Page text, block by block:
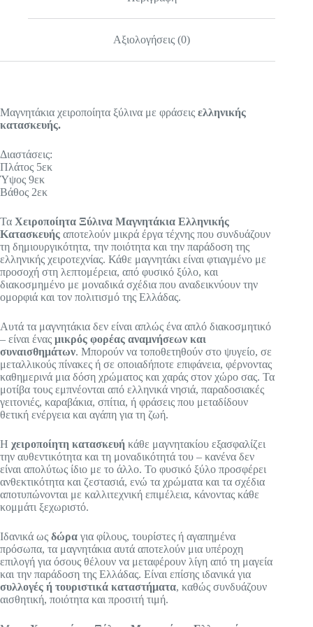
Αξιολογήσεις (0)
Μαγνητάκια χειροποίητα ξύλινα με φράσεις ελληνικής
κατασκευής.
Διαστάσεις:
Πλάτος 5εκ
Ύψος 9εκ
Βάθος 2εκ
Τα Χειροποίητα Ξύλινα Μαγνητάκια Ελληνικής
Κατασκευής αποτελούν μικρά έργα τέχνης που συνδυάζουν
τη δημιουργικότητα, την ποιότητα και την παράδοση της
ελληνικής χειροτεχνίας. Κάθε μαγνητάκι είναι φτιαγμένο με
προσοχή στη λεπτομέρεια, από φυσικό ξύλο, και
διακοσμημένο με μοναδικά σχέδια που αναδεικνύουν την
ομορφιά και τον πολιτισμό της Ελλάδας.
Αυτά τα μαγνητάκια δεν είναι απλώς ένα απλό διακοσμητικό
– είναι ένας μικρός φορέας αναμνήσεων και
συναισθημάτων. Μπορούν να τοποθετηθούν στο ψυγείο, σε
μεταλλικούς πίνακες ή σε οποιαδήποτε επιφάνεια, φέρνοντας
καθημερινά μια δόση χρώματος και χαράς στον χώρο σας. Τα
μοτίβα τους εμπνέονται από ελληνικά νησιά, παραδοσιακές
γειτονιές, καραβάκια, σπίτια, ή φράσεις που μεταδίδουν
θετική ενέργεια και αγάπη για τη ζωή.
Η χειροποίητη κατασκευή κάθε μαγνητακίου εξασφαλίζει
την αυθεντικότητα και τη μοναδικότητά του – κανένα δεν
είναι απολύτως ίδιο με το άλλο. Το φυσικό ξύλο προσφέρει
ανθεκτικότητα και ζεστασιά, ενώ τα χρώματα και τα σχέδια
αποτυπώνονται με καλλιτεχνική επιμέλεια, κάνοντας κάθε
κομμάτι ξεχωριστό.
Ιδανικά ως δώρα για φίλους, τουρίστες ή αγαπημένα
πρόσωπα, τα μαγνητάκια αυτά αποτελούν μια υπέροχη
επιλογή για όσους θέλουν να μεταφέρουν λίγη από τη μαγεία
και την παράδοση της Ελλάδας. Είναι επίσης ιδανικά για
συλλογές ή τουριστικά καταστήματα, καθώς συνδυάζουν
αισθητική, ποιότητα και προσιτή τιμή.